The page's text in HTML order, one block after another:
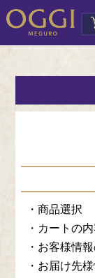
・商品選択
・カートの
・お客様情
・お届け先